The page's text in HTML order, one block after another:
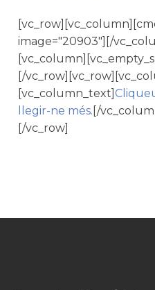
image="20903"][/
[/
[vc_column_text]
llegir-ne més. [/
[/vc_row]